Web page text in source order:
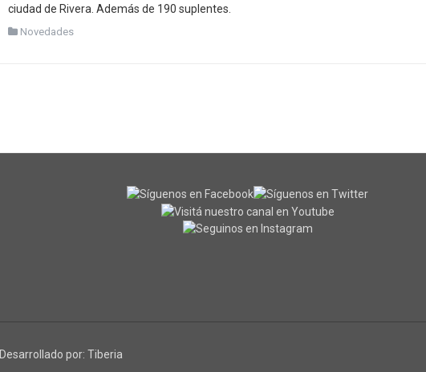
ciudad de Rivera. Además de 190 suplentes.
Novedades
Desarrollado por: Tiberia